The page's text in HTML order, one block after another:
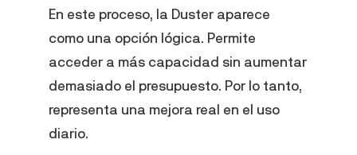
En este proceso, la Duster aparece
como una opción lógica. Permite
acceder a más capacidad sin aumentar
demasiado el presupuesto. Por lo tanto,
representa una mejora real en el uso
diario.